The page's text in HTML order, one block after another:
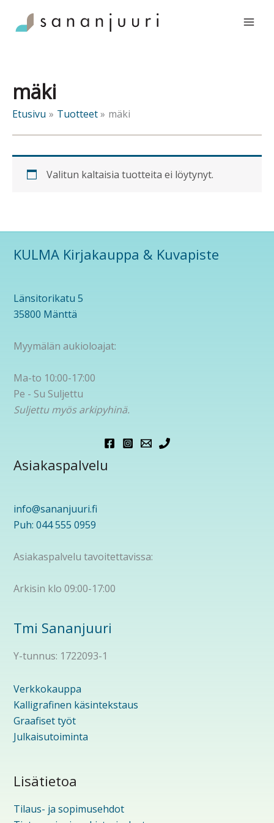
sisältöön
mäki
Etusivu Tuotteet mäki
Valitun kaltaisia tuotteita ei löytynyt.
KULMA Kirjakauppa & Kuvapiste
Länsitorikatu 5
35800 Mänttä
Myymälän aukioloajat:
Ma-to 10:00-17:00
Pe - Su Suljettu
Suljettu myös arkipyhinä.
Asiakaspalvelu
info@sananjuuri.fi
Puh: 044 555 0959
Asiakaspalvelu tavoitettavissa:
Arkisin klo 09:00-17:00
Tmi Sananjuuri
Y-tunnus: 1722093-1
Verkkokauppa
Kalligrafinen käsintekstaus
Graafiset työt
Julkaisutoiminta
Lisätietoa
Tilaus- ja sopimusehdot